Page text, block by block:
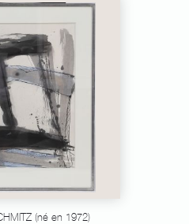
(né en 1972)